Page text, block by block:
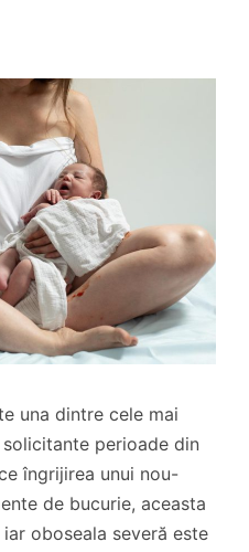
una dintre cele mai
perioade din
îngrijirea unui nou-
de bucurie, aceasta
oboseala severă este